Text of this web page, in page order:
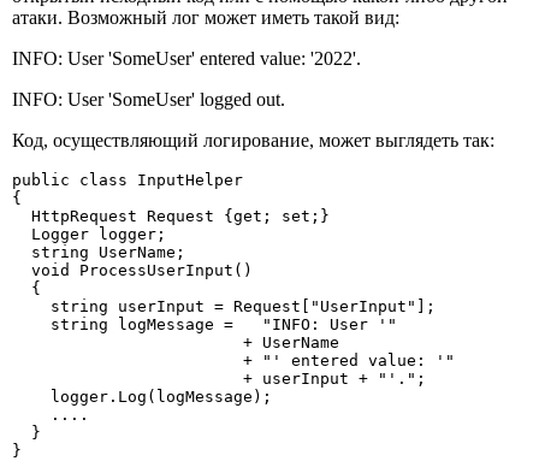
атаки. Возможный лог может иметь такой вид:
INFO: User 'SomeUser' entered value: '2022'.
INFO: User 'SomeUser' logged out.
Код, осуществляющий логирование, может выглядеть так:
public class InputHelper
{
  HttpRequest Request {get; set;}
  Logger logger;
  string UserName;
  void ProcessUserInput()
  {
    string userInput = Request["UserInput"];
    string logMessage =   "INFO: User '"
                        + UserName
                        + "' entered value: '"
                        + userInput + "'.";
    logger.Log(logMessage);
    ....
  }
}